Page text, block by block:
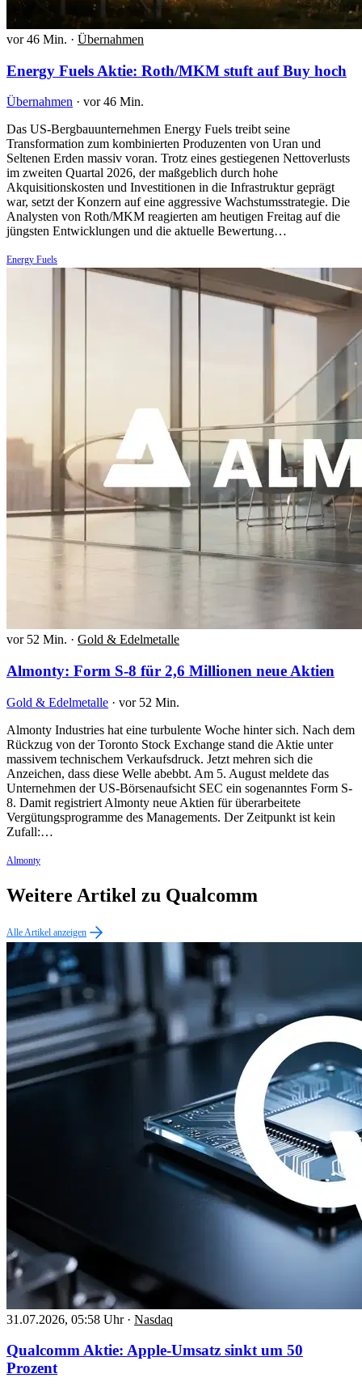
vor 46 Min. · Übernahmen
Energy Fuels Aktie: Roth/MKM stuft auf Buy hoch
Übernahmen · vor 46 Min.
Das US-Bergbauunternehmen Energy Fuels treibt seine
Transformation zum kombinierten Produzenten von Uran und
Seltenen Erden massiv voran. Trotz eines gestiegenen Nettoverlusts
im zweiten Quartal 2026, der maßgeblich durch hohe
Akquisitionskosten und Investitionen in die Infrastruktur geprägt
war, setzt der Konzern auf eine aggressive Wachstumsstrategie. Die
Analysten von Roth/MKM reagierten am heutigen Freitag auf die
jüngsten Entwicklungen und die aktuelle Bewertung…
Energy Fuels
vor 52 Min. · Gold & Edelmetalle
Almonty: Form S-8 für 2,6 Millionen neue Aktien
Gold & Edelmetalle · vor 52 Min.
Almonty Industries hat eine turbulente Woche hinter sich. Nach dem
Rückzug von der Toronto Stock Exchange stand die Aktie unter
massivem technischem Verkaufsdruck. Jetzt mehren sich die
Anzeichen, dass diese Welle abebbt. Am 5. August meldete das
Unternehmen der US-Börsenaufsicht SEC ein sogenanntes Form S-
8. Damit registriert Almonty neue Aktien für überarbeitete
Vergütungsprogramme des Managements. Der Zeitpunkt ist kein
Zufall:…
Almonty
Weitere Artikel zu Qualcomm
Alle Artikel anzeigen
31.07.2026, 05:58 Uhr · Nasdaq
Qualcomm Aktie: Apple-Umsatz sinkt um 50
Prozent